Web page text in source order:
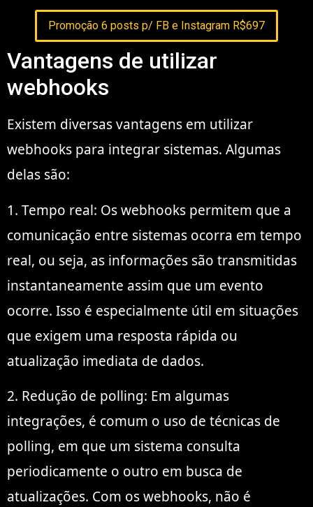
Promoção 6 posts p/ FB e Instagram R$697
Vantagens de utilizar
webhooks
Existem diversas vantagens em utilizar
webhooks para integrar sistemas. Algumas
delas são:
1. Tempo real: Os webhooks permitem que a
comunicação entre sistemas ocorra em tempo
real, ou seja, as informações são transmitidas
instantaneamente assim que um evento
ocorre. Isso é especialmente útil em situações
que exigem uma resposta rápida ou
atualização imediata de dados.
2. Redução de polling: Em algumas
integrações, é comum o uso de técnicas de
polling, em que um sistema consulta
periodicamente o outro em busca de
atualizações. Com os webhooks, não é